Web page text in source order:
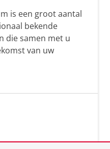
is een groot aantal
bekende
die samen met u
van uw